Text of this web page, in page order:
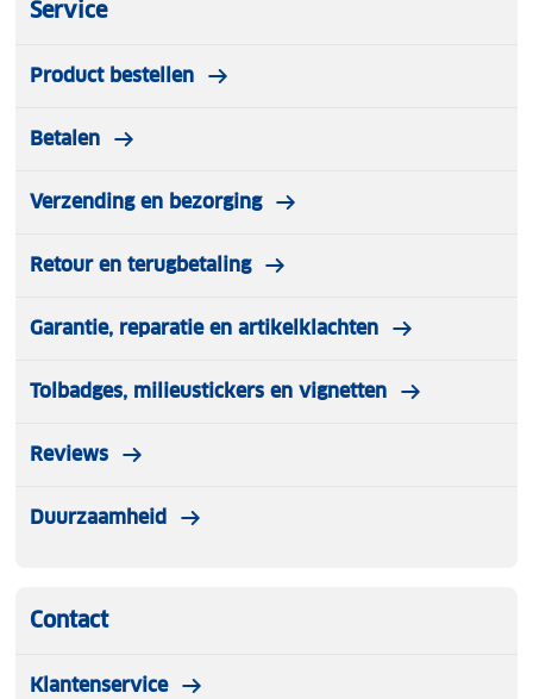
Service
Product bestellen
Betalen
Verzending en bezorging
Retour en terugbetaling
Garantie, reparatie en artikelklachten
Tolbadges, milieustickers en vignetten
Reviews
Duurzaamheid
Contact
Klantenservice